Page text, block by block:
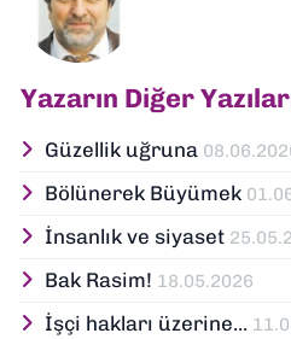
Yazarın Diğer
Güzellik uğruna
Bölünerek Büyümek
İnsanlık ve siyaset
Bak Rasim! 18.05.2026
İşçi hakları üzerine...